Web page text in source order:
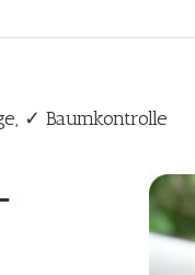
✓ Baumkontrolle